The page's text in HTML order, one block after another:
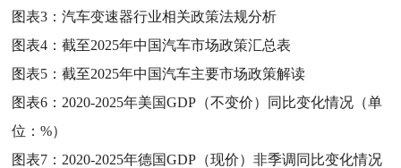
图表3：汽车变速器行业相关政策法规分析
图表4：截至2025年中国汽车市场政策汇总表
图表5：截至2025年中国汽车主要市场政策解读
图表6： 2020-2025年美国GDP（不变价）同比变化情况（单
位：%）
图表7： 2020-2025年德国GDP（现价）非季调同比变化情况